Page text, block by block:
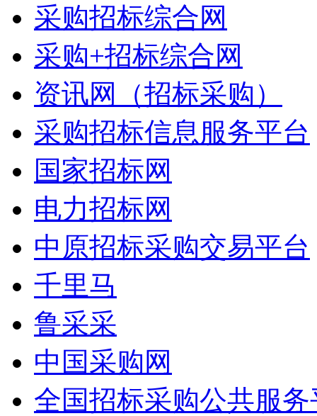
采购招标综合网
采购+招标综合网
资讯网（招标采购）
采购招标信息服务平台
国家招标网
电力招标网
中原招标采购交易平台
千里马
鲁采采
中国采购网
全国招标采购公共服务